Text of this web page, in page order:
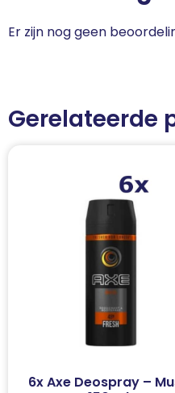
Er zijn nog geen
Gerelateerde
6x Axe Deospray –